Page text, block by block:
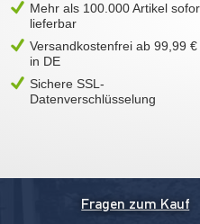
Mehr als 100.000 Artikel
lieferbar
Versandkostenfrei ab 99,99 €
in DE
Sichere SSL-
Datenverschlüsselung
Fragen zum Kauf